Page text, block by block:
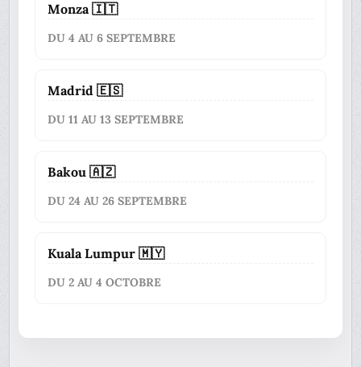
Monza 🇮🇹
DU 4 AU 6 SEPTEMBRE
Madrid 🇪🇸
DU 11 AU 13 SEPTEMBRE
Bakou 🇦🇿
DU 24 AU 26 SEPTEMBRE
Kuala Lumpur 🇲🇾
DU 2 AU 4 OCTOBRE